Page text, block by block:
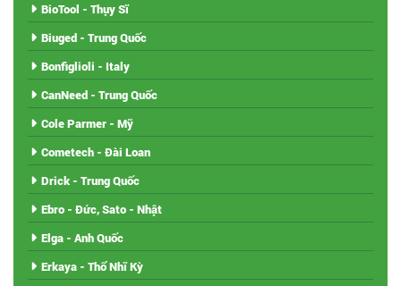
BioTool - Thụy Sĩ
Biuged - Trung Quốc
Bonfiglioli - Italy
CanNeed - Trung Quốc
Cole Parmer - Mỹ
Cometech - Đài Loan
Drick - Trung Quốc
Ebro - Đức, Sato - Nhật
Elga - Anh Quốc
Erkaya - Thổ Nhĩ Kỳ